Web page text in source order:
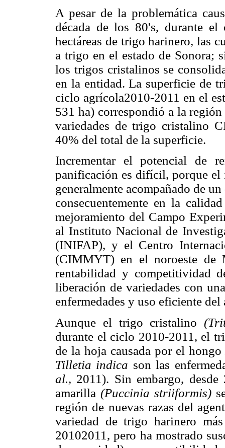
A pesar de la problemática
década de los 80's, durante
hectáreas de trigo harinero, las
a trigo en el estado de Sonora;
los trigos cristalinos se
en la entidad. La superficie de
ciclo agrícola2010-2011 en el
531 ha) correspondió a la
variedades de trigo cristalino
40% del total de la superficie.
Incrementar el potencial de
panificación es difícil, porque el
generalmente acompañado de
consecuentemente en la
mejoramiento del Campo
al Instituto Nacional de
(INIFAP), y el Centro
(CIMMYT) en el noroeste de
rentabilidad y competitividad
liberación de variedades con
enfermedades y uso eficiente
Aunque el trigo cristalino
durante el ciclo 2010-2011, el
de la hoja causada por el hongo
Tilletia indica son las
al., 2011). Sin embargo,
amarilla(Puccinia striiformis)
región de nuevas razas del
variedad de trigo harinero
20102011, pero ha mostrado